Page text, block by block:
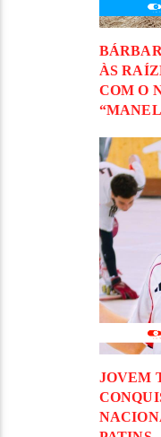
ÀS
COM O
JOVEM